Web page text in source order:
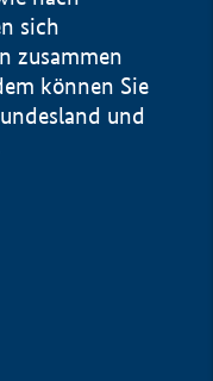
sich
zusammen
können Sie
und